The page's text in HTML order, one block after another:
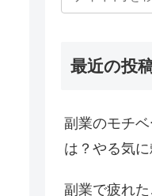
最近の投
副業のモチ
は？やる気
副業で疲れ